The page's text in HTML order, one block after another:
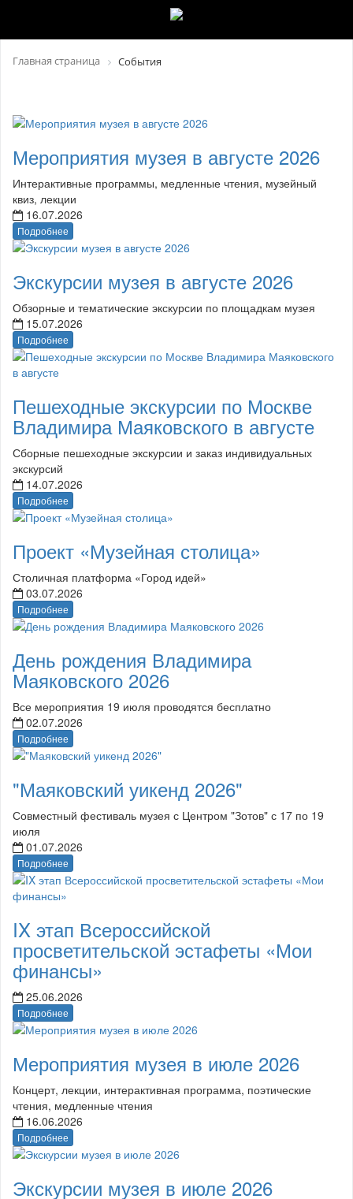
Главная страница События
Мероприятия музея в августе 2026
Интерактивные программы, медленные чтения, музейный
квиз, лекции
16.07.2026
Подробнее
Экскурсии музея в августе 2026
Обзорные и тематические экскурсии по площадкам музея
15.07.2026
Подробнее
Пешеходные экскурсии по Москве
Владимира Маяковского в августе
Сборные пешеходные экскурсии и заказ индивидуальных
экскурсий
14.07.2026
Подробнее
Проект «Музейная столица»
Столичная платформа «Город идей»
03.07.2026
Подробнее
День рождения Владимира
Маяковского 2026
Все мероприятия 19 июля проводятся бесплатно
02.07.2026
Подробнее
"Маяковский уикенд 2026"
Совместный фестиваль музея с Центром "Зотов" с 17 по 19
июля
01.07.2026
Подробнее
IX этап Всероссийской
просветительской эстафеты «Мои
финансы»
25.06.2026
Подробнее
Мероприятия музея в июле 2026
Концерт, лекции, интерактивная программа, поэтические
чтения, медленные чтения
16.06.2026
Подробнее
Экскурсии музея в июле 2026